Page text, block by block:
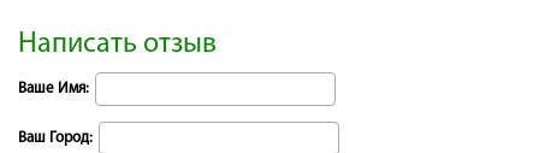
Написать отзыв
Ваше Имя:
Ваш Город: